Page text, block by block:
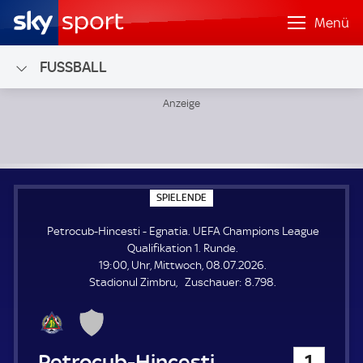
Menü
FUSSBALL
SPIELENDE
P
E
L
E
N
D
E
Petrocub-Hincesti - Egnatia. UEFA Champions League
Qualifikation 1. Runde.
19:00, Uhr, Mittwoch, 08.07.2026.
Stadionul Zimbru
Zuschauer: Z
8.798.